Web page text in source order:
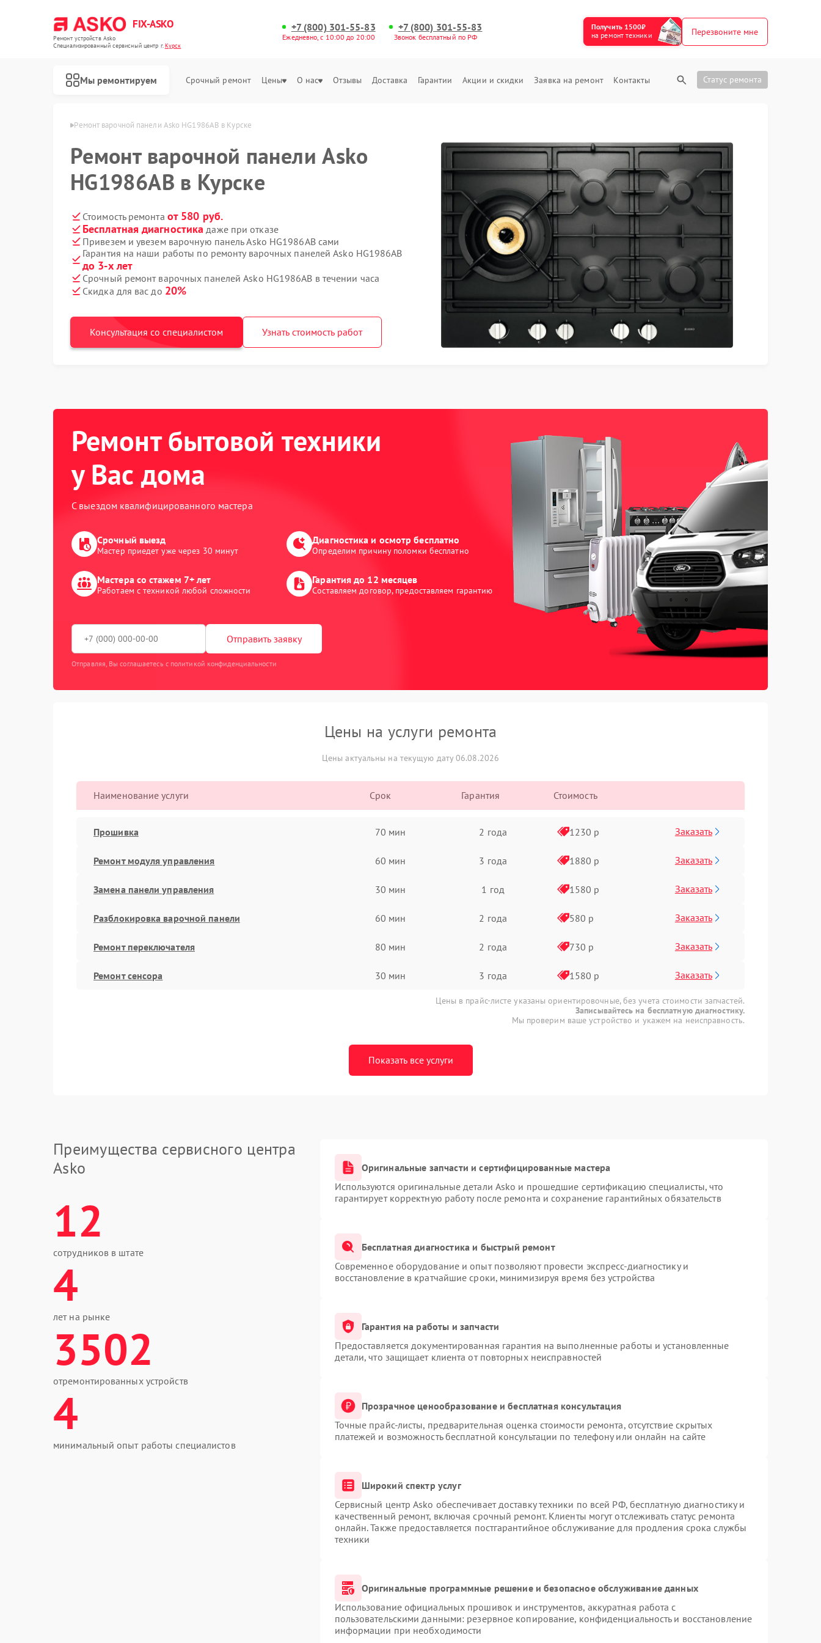
FIX-ASKO
Ремонт устройств Asko
Специализированный cервисный центр г.Курск
+7 (800) 301-55-83
Ежедневно, с 10:00 до 20:00
+7 (800) 301-55-83
Звонок бесплатный по РФ
Получить 1500₽
на ремонт техники
Перезвоните мне
Мы ремонтируем Срочный ремонт Цены О нас Отзывы Доставка Гарантии Акции и скидки Заявка на ремонт Контакты Статус ремонта
Asko в Курске Ремонт варочной панели Asko HG1986AB в Курске
Ремонт варочной панели Asko
HG1986AB в Курске
Стоимость ремонта от 580 руб.
Бесплатная диагностика даже при отказе
Привезем и увезем варочную панель Asko HG1986AB сами
Гарантия на наши работы по ремонту варочных панелей Asko HG1986AB
до 3-х лет
Срочный ремонт варочных панелей Asko HG1986AB в течении часа
Скидка для вас до 20%
Консультация со специалистом Узнать стоимость работ
Ремонт бытовой техники
у Вас дома
С выездом квалифицированного мастера
Срочный выезд
Мастер приедет уже через 30 минут
Диагностика и осмотр бесплатно
Определим причину поломки бесплатно
Мастера со стажем 7+ лет
Работаем с техникой любой сложности
Гарантия до 12 месяцев
Составляем договор, предоставляем гарантию
Отправить заявку
Отправляя, Вы соглашаетесь с политикой конфиденциальности
Цены на услуги ремонта
Цены актуальны на текущую дату 06.08.2026
Наименование услуги Срок Гарантия Стоимость
Прошивка 70 мин 2 года 1230 р Заказать
Ремонт модуля управления 60 мин 3 года 1880 р Заказать
Замена панели управления 30 мин 1 год 1580 р Заказать
Разблокировка варочной панели 60 мин 2 года 580 р Заказать
Ремонт переключателя 80 мин 2 года 730 р Заказать
Ремонт сенсора 30 мин 3 года 1580 р Заказать
Цены в прайс-листе указаны ориентировочные, без учета стоимости запчастей.
Записывайтесь на бесплатную диагностику.
Мы проверим ваше устройство и укажем на неисправность.
Показать все услуги
Преимущества сервисного центра
Asko
12
сотрудников в штате
4
лет на рынке
3502
отремонтированных устройств
4
минимальный опыт работы специалистов
Оригинальные запчасти и сертифицированные мастера
Используются оригинальные детали Asko и прошедшие сертификацию специалисты, что
гарантирует корректную работу после ремонта и сохранение гарантийных обязательств
Бесплатная диагностика и быстрый ремонт
Современное оборудование и опыт позволяют провести экспресс-диагностику и
восстановление в кратчайшие сроки, минимизируя время без устройства
Гарантия на работы и запчасти
Предоставляется документированная гарантия на выполненные работы и установленные
детали, что защищает клиента от повторных неисправностей
Прозрачное ценообразование и бесплатная консультация
Точные прайс-листы, предварительная оценка стоимости ремонта, отсутствие скрытых
платежей и возможность бесплатной консультации по телефону или онлайн на сайте
Широкий спектр услуг
Сервисный центр Asko обеспечивает доставку техники по всей РФ, бесплатную диагностику и
качественный ремонт, включая срочный ремонт. Клиенты могут отслеживать статус ремонта
онлайн. Также предоставляется постгарантийное обслуживание для продления срока службы
техники
Оригинальные программные решение и безопасное обслуживание данных
Использование официальных прошивок и инструментов, аккуратная работа с
пользовательскими данными: резервное копирование, конфиденциальность и восстановление
информации при необходимости